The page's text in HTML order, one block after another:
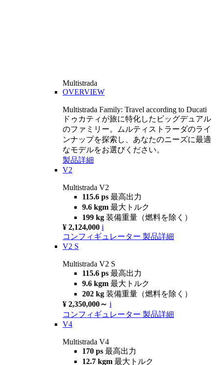
Multistrada
OVERVIEW
Multistrada Family: Travel according to Ducati
ドゥカティが旅に特化したビッグデュアル
のファミリー。ムルティストラーダのライ
ンナップを探索し、あなたのニーズに最適
なモデルをお選びください。
製品詳細
V2
Multistrada V2
115.6 ps 最高出力
9.6 kgm 最大トルク
199 kg 装備重量（燃料を除く）
¥ 2,124,000 i
コンフィギュレーター 製品詳細
V2 S
Multistrada V2 S
115.6 ps 最高出力
9.6 kgm 最大トルク
202 kg 装備重量（燃料を除く）
¥ 2,350,000～ i
コンフィギュレーター 製品詳細
V4
Multistrada V4
170 ps 最高出力
12.7 kgm 最大トルク